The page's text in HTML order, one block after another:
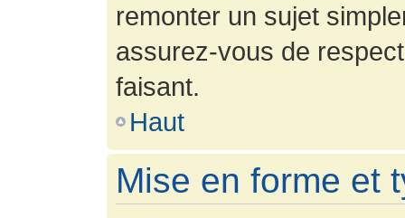
remonter un sujet
assurez-vous de
faisant.
Haut
Mise en forme et